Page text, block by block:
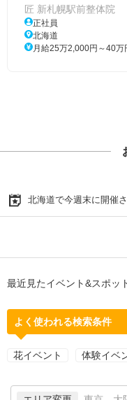
匠 新札幌駅前整体院
正社員
北海道
月給25万2,000円～40万
北海道で今週末に開催
最近見たイベント&スポッ
よく使われる検索条件
花イベント 体験イベ